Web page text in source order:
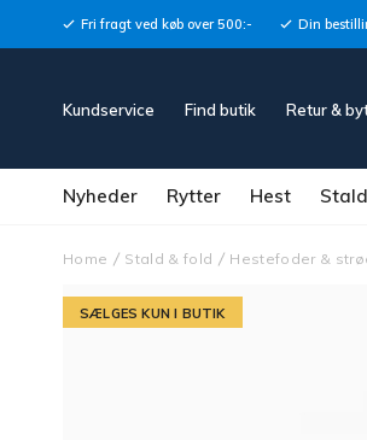
Fri fragt ved køb over 500:- Din
Kundservice Find butik Retur &
Nyheder Rytter Hest
Home Stald & fold Hestefoder &
SÆLGES KUN I BUTIK